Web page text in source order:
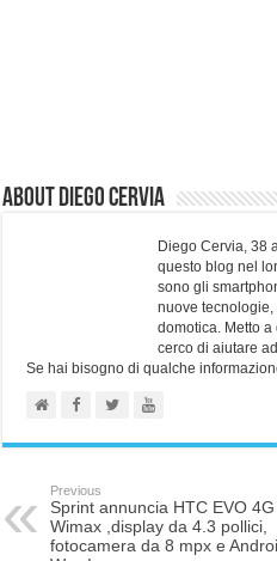
About Diego Cervia
Diego Cervia, 38
questo blog nel
sono gli
nuove
domotica. Metto
cerco di aiutare
Se hai bisogno di qualche
Previous
Sprint annuncia HTC EVO 4G
Wimax ,display da 4.3 pollici,
fotocamera da 8 mpx e